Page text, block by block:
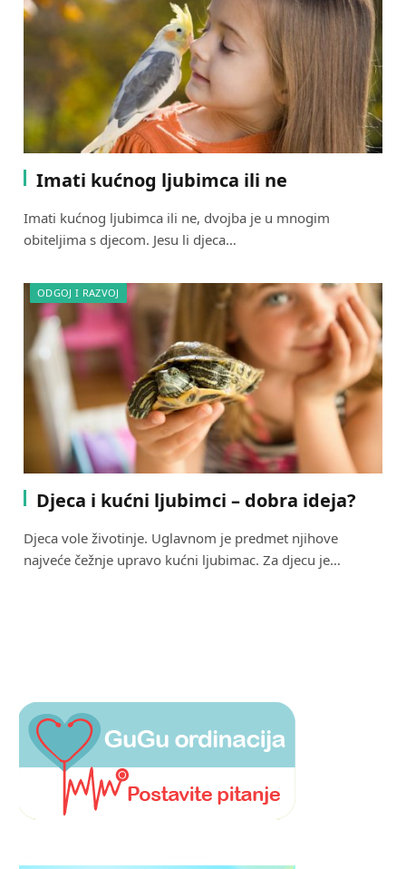
Imati kućnog ljubimca ili ne
Imati kućnog ljubimca ili ne, dvojba je u mnogim
obiteljima s djecom. Jesu li djeca…
ODGOJ I RAZVOJ
Djeca i kućni ljubimci – dobra ideja?
Djeca vole životinje. Uglavnom je predmet njihove
najveće čežnje upravo kućni ljubimac. Za djecu je…